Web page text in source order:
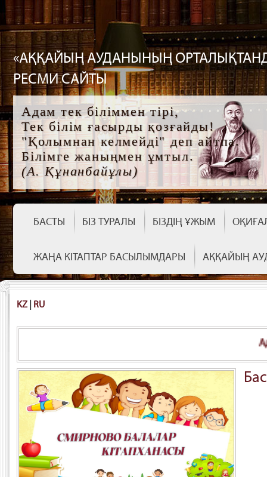
«АҚҚАЙЫҢ АУДАНЫНЫҢ
РЕСМИ САЙТЫ
Адам тек біліммен тірі,
Тек білім ғасырды қозғайды!
"Қолымнан келмейді" деп айтпа.
Білімге жаныңмен ұмтыл.
(А. Құнанбайұлы)
БАСТЫ БІЗ ТУРАЛЫ БІЗДІҢ ҰЖЫМ
ЖАҢА КІТАПТАР БАСЫЛЫМДАРЫ АҚҚАЙЫҢ
KZ RU
Адамға түсініксіз болса –